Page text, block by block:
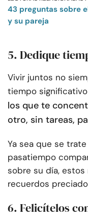
43 preguntas sobre
y su pareja
5. Dedique
Vivir juntos no
tiempo
los que te
otro, sin tareas,
Ya sea que se
pasatiempo
sobre su día,
recuerdos
6. Felicítelos